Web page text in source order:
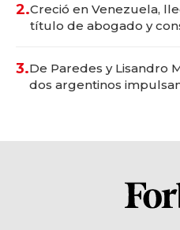
2.Creció en Venezuela,
título de abogado y
3.De Paredes y Lisandro
dos argentinos